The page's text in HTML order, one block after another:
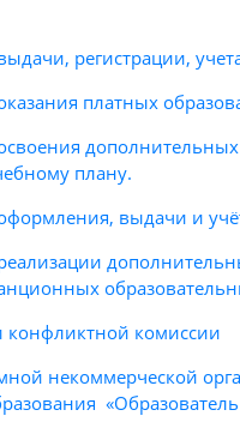
регистрации,
платных
плану.
выдачи и
конфликтной комиссии
некоммерческой